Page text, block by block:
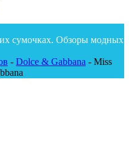
сумочках. Обзоры модных
- Dolce & Gabbana - Miss